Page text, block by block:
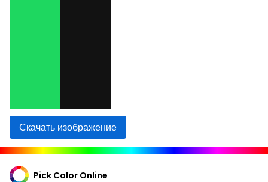
Скачать изображение
Pick Color Online